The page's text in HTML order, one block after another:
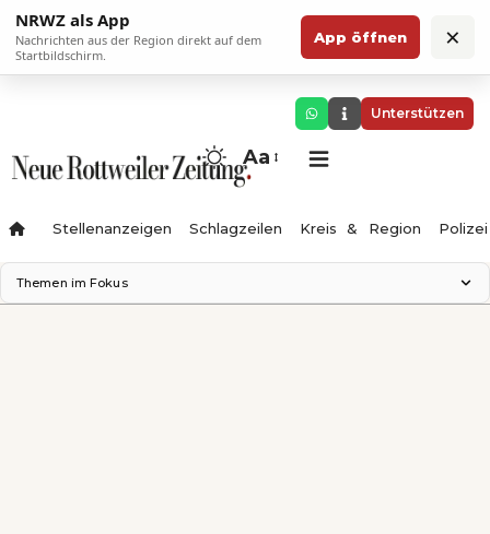
NRWZ als App
Nachrichten aus der Region direkt auf dem
Startbildschirm.
App öffnen ×
Unterstützen
Aa
Stellenanzeigen Schlagzeilen Kreis & Region Polizei
Themen im Fokus